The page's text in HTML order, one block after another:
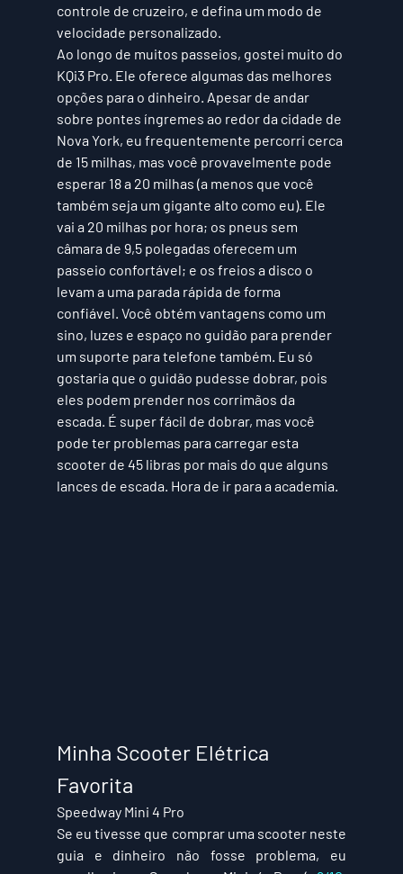
controle de cruzeiro, e defina um modo de
velocidade personalizado.
Ao longo de muitos passeios, gostei muito do
KQi3 Pro. Ele oferece algumas das melhores
opções para o dinheiro. Apesar de andar
sobre pontes íngremes ao redor da cidade de
Nova York, eu frequentemente percorri cerca
de 15 milhas, mas você provavelmente pode
esperar 18 a 20 milhas (a menos que você
também seja um gigante alto como eu). Ele
vai a 20 milhas por hora; os pneus sem
câmara de 9,5 polegadas oferecem um
passeio confortável; e os freios a disco o
levam a uma parada rápida de forma
confiável. Você obtém vantagens como um
sino, luzes e espaço no guidão para prender
um suporte para telefone também. Eu só
gostaria que o guidão pudesse dobrar, pois
eles podem prender nos corrimãos da
escada. É super fácil de dobrar, mas você
pode ter problemas para carregar esta
scooter de 45 libras por mais do que alguns
lances de escada. Hora de ir para a academia.
Minha Scooter Elétrica
Favorita
Speedway Mini 4 Pro
Se eu tivesse que comprar uma scooter neste
guia e dinheiro não fosse problema, eu